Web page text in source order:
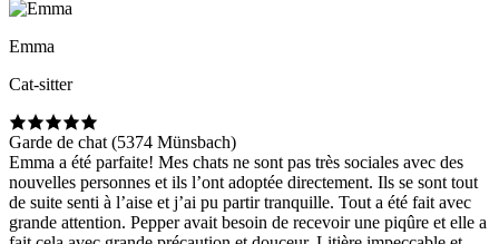
Emma
Cat-sitter
Garde de chat (5374 Münsbach)
Emma a été parfaite! Mes chats ne sont pas très sociales avec des
nouvelles personnes et ils l’ont adoptée directement. Ils se sont tout
de suite senti à l’aise et j’ai pu partir tranquille. Tout a été fait avec
grande attention. Pepper avait besoin de recevoir une piqûre et elle a